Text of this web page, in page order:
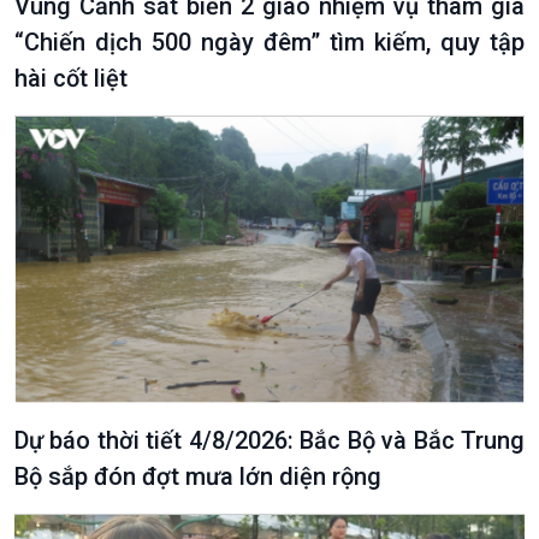
Vùng Cảnh sát biển 2 giao nhiệm vụ tham gia
“Chiến dịch 500 ngày đêm” tìm kiếm, quy tập
hài cốt liệt
Dự báo thời tiết 4/8/2026: Bắc Bộ và Bắc Trung
Bộ sắp đón đợt mưa lớn diện rộng